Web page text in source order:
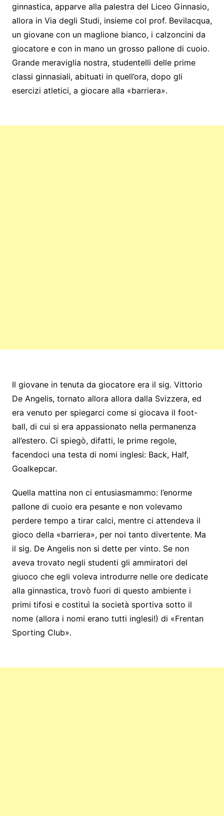
ginnastica, apparve alla palestra del Liceo Ginnasio,
allora in Via degli Studi, insieme col prof. Bevilacqua,
un giovane con un maglione bianco, i calzoncini da
giocatore e con in mano un grosso pallone di cuoio.
Grande meraviglia nostra, studentelli delle prime
classi ginnasiali, abituati in quell’ora, dopo gli
esercizi atletici, a giocare alla «barriera».
Il giovane in tenuta da giocatore era il sig. Vittorio
De Angelis, tornato allora allora dalla Svizzera, ed
era venuto per spiegarci come si giocava il foot-
ball, di cui si era appassionato nella permanenza
all’estero. Ci spiegò, difatti, le prime regole,
facendoci una testa di nomi inglesi: Back, Half,
Goalkepcar.
Quella mattina non ci entusiasmammo: l’enorme
pallone di cuoio era pesante e non volevamo
perdere tempo a tirar calci, mentre ci attendeva il
gioco della «barriera», per noi tanto divertente. Ma
il sig. De Angelis non si dette per vinto. Se non
aveva trovato negli studenti gli ammiratori del
giuoco che egli voleva introdurre nelle ore dedicate
alla ginnastica, trovò fuori di questo ambiente i
primi tifosi e costituì la società sportiva sotto il
nome (allora i nomi erano tutti inglesi!) di «Frentan
Sporting Club».